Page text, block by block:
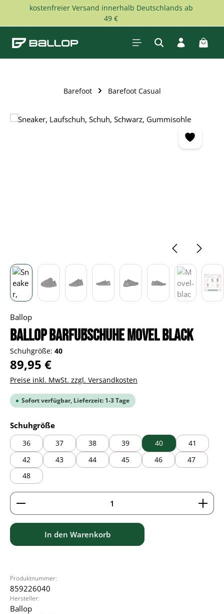
Zum Hauptinhalt springen
kostenfreier Versand innerhalb Deutschlands ab
49 €
Barefoot Barefoot Casual
Bildergalerie überspringen
Ballop
BALLOP Barfußschuhe Movel black
Schuhgröße: 40
Regulärer Preis:
89,95 €
Preise inkl. MwSt. zzgl. Versandkosten
Sofort verfügbar, Lieferzeit: 1-3 Tage
Schuhgrößeauswählen
36 37 38 39 40
41
42
43 44 45 46
47
48
Produkt Anzahl: Gib den gewünschten Wert ein
In den Warenkorb
Produktnummer:
859226040
Hersteller:
Ballop